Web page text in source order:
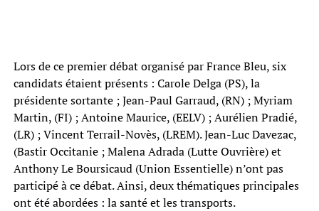
Lors de ce premier débat organisé par France Bleu, six
candidats étaient présents : Carole Delga (PS), la
présidente sortante ; Jean-Paul Garraud, (RN) ; Myriam
Martin, (FI) ; Antoine Maurice, (EELV) ; Aurélien Pradié,
(LR) ; Vincent Terrail-Novès, (LREM). Jean-Luc Davezac,
(Bastir Occitanie ; Malena Adrada (Lutte Ouvrière) et
Anthony Le Boursicaud (Union Essentielle) n’ont pas
participé à ce débat. Ainsi, deux thématiques principales
ont été abordées : la santé et les transports.